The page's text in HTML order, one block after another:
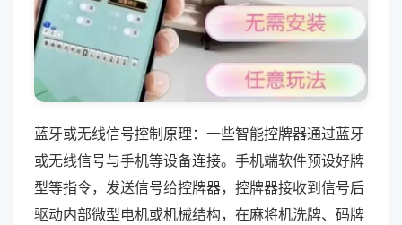
蓝牙或无线信号控制原理：一些智能控牌器通过蓝牙
或无线信号与手机等设备连接。手机端软件预设好牌
型等指令，发送信号给控牌器，控牌器接收到信号后
驱动内部微型电机或机械结构，在麻将机洗牌、码牌